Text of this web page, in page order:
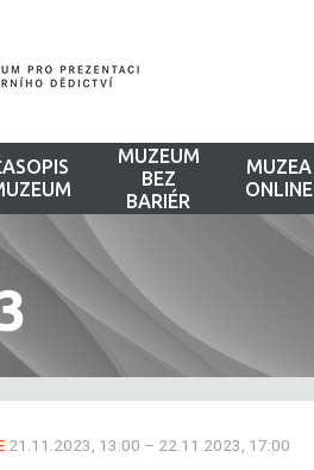
MUZEUM
BEZ
BARIÉR
MUZEA
ONLINE
21.11.2023, 13:00 – 22.11.2023, 17:00